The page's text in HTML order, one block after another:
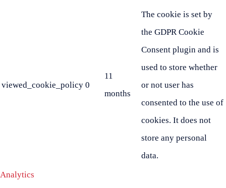
viewed_cookie_policy 0
11
months
The cookie is set by
the GDPR Cookie
Consent plugin and is
used to store whether
or not user has
consented to the use of
cookies. It does not
store any personal
data.
Analytics